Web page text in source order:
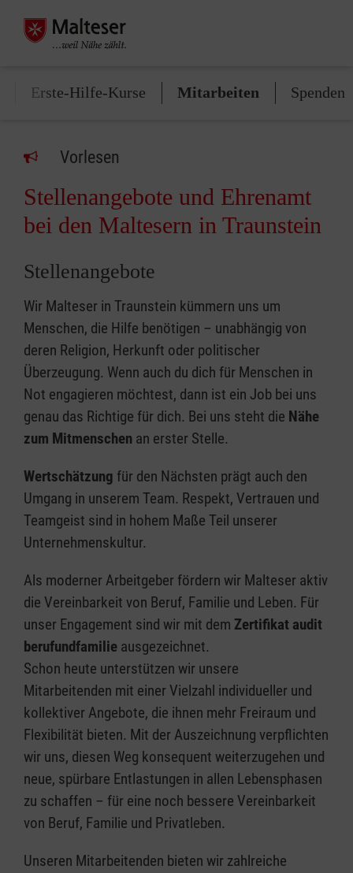
Erste-Hilfe-Kurse Mitarbeiten Spenden
Vorlesen
Stellenangebote und Ehrenamt
bei den Maltesern in Traunstein
Stellenangebote
Wir Malteser in Traunstein kümmern uns um
Menschen, die Hilfe benötigen – unabhängig von
deren Religion, Herkunft oder politischer
Überzeugung. Wenn auch du dich für Menschen in
Not engagieren möchtest, dann ist ein Job bei uns
genau das Richtige für dich. Bei uns steht die Nähe
zum Mitmenschen an erster Stelle.
Wertschätzung für den Nächsten prägt auch den
Umgang in unserem Team. Respekt, Vertrauen und
Teamgeist sind in hohem Maße Teil unserer
Unternehmenskultur.
Als moderner Arbeitgeber fördern wir Malteser aktiv
die Vereinbarkeit von Beruf, Familie und Leben. Für
unser Engagement sind wir mit dem Zertifikat audit
berufundfamilie ausgezeichnet.
Schon heute unterstützen wir unsere
Mitarbeitenden mit einer Vielzahl individueller und
kollektiver Angebote, die ihnen mehr Freiraum und
Flexibilität bieten. Mit der Auszeichnung verpflichten
wir uns, diesen Weg konsequent weiterzugehen und
neue, spürbare Entlastungen in allen Lebensphasen
zu schaffen – für eine noch bessere Vereinbarkeit
von Beruf, Familie und Privatleben.
Unseren Mitarbeitenden bieten wir zahlreiche